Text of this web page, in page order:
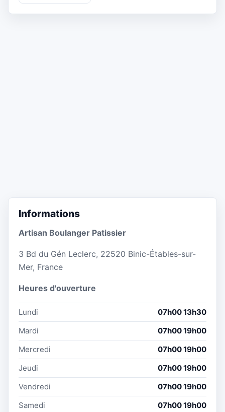
Informations
Artisan Boulanger Patissier
3 Bd du Gén Leclerc, 22520 Binic-Étables-sur-
Mer, France
Heures d'ouverture
Lundi
07h00 13h30
Mardi
07h00 19h00
Mercredi
07h00 19h00
Jeudi
07h00 19h00
Vendredi
07h00 19h00
Samedi
07h00 19h00